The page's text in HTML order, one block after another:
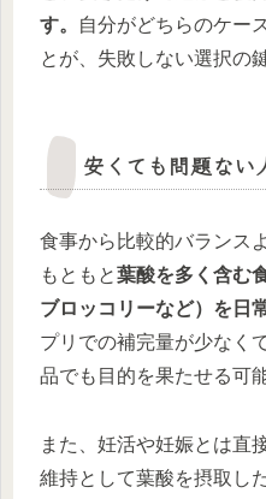
す。
自分がどちらのケー
とが、失敗しない選択の
安くても問題ない
食事から比較的バランス
もともと葉酸を多く含む
ブロッコリーなど）を日
プリでの補完量が少なく
品でも目的を果たせる可
また、妊活や妊娠とは直
維持として葉酸を摂取し